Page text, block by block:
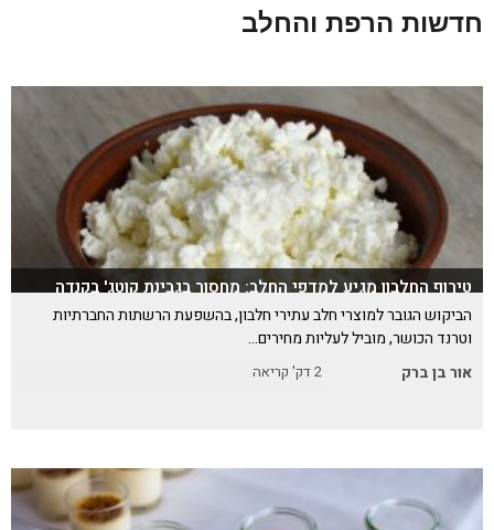
חדשות הרפת והחלב
טירוף החלבון מגיע למדפי החלב: מחסור בגבינת קוטג' בקנדה
הביקוש הגובר למוצרי חלב עתירי חלבון, בהשפעת הרשתות החברתיות
וטרנד הכושר, מוביל לעליות מחירים…
אור בן ברק
2דק' קריאה